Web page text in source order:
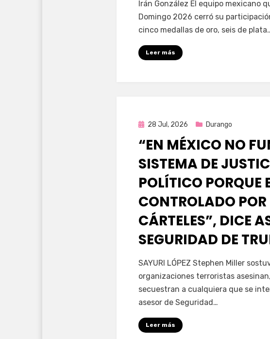
Irán González El equipo mexicano
Domingo 2026 cerró su
cinco medallas de oro, seis de
Leer más
Publicada
28 Jul, 2026 Durango
“EN MÉXICO NO
SISTEMA DE
POLÍTICO PORQUE
CONTROLADO POR
CÁRTELES”, DICE
SEGURIDAD DE
porFernando Miranda Servín
SAYURI LÓPEZ Stephen Miller
organizaciones terroristas
secuestran a cualquiera que se
asesor de Seguridad…
Leer más